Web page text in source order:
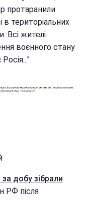
протаранили
в територіальних
Всі жителі
воєнного стану
за добу зібрали
РФ після